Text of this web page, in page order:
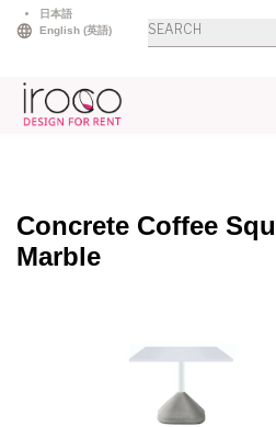
日本語
English (英語)
商
品
Concrete Coffee
Marble